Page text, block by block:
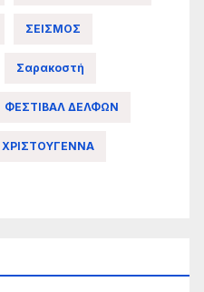
ΣΕΙΣΜΟΣ
Σαρακοστή
ΦΕΣΤΙΒΑΛ ΔΕΛΦΩΝ
ΧΡΙΣΤΟΥΓΕΝΝΑ